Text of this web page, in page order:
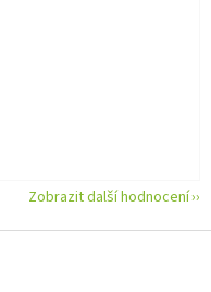
5 hvězdiček.
Zobrazit další hodnocení